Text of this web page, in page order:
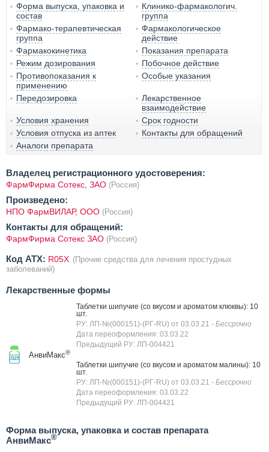
Форма выпуска, упаковка и
состав
Клинико-фармакологич.
группа
Фармако-терапевтическая
группа
Фармакологическое
действие
Фармакокинетика
Показания препарата
Режим дозирования
Побочное действие
Противопоказания к
применению
Особые указания
Передозировка
Лекарственное
взаимодействие
Условия хранения
Срок годности
Условия отпуска из аптек
Контакты для обращений
Аналоги препарата
Владелец регистрационного удостоверения:
ФармФирма Сотекс, ЗАО (Россия)
Произведено:
НПО ФармВИЛАР, OOО (Россия)
Контакты для обращений:
ФармФирма Сотекс ЗАО (Россия)
Код ATX: R05X (Прочие средства для лечения простудных
заболеваний)
Лекарственные формы
АнвиМакс®
Таблетки шипучие (со вкусом и ароматом клюквы): 10
шт.
РУ: ЛП-№(000151)-(РГ-RU) от 03.03.21 - Бессрочно
Дата переоформления: 03.03.22
Предыдущий РУ: ЛП-004421
Таблетки шипучие (со вкусом и ароматом малины): 10
шт.
РУ: ЛП-№(000151)-(РГ-RU) от 03.03.21 - Бессрочно
Дата переоформления: 03.03.22
Предыдущий РУ: ЛП-004421
Форма выпуска, упаковка и состав препарата
АнвиМакс®